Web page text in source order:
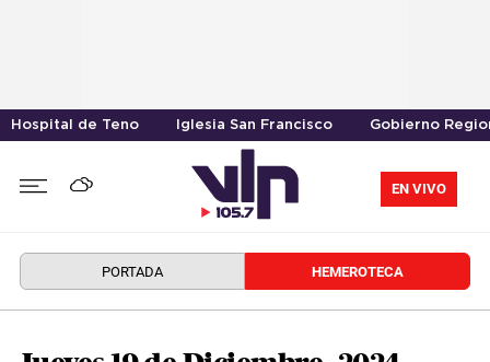
Hospital de Teno Iglesia San Francisco Gobierno
EN VIVO
PORTADA HEMEROTECA